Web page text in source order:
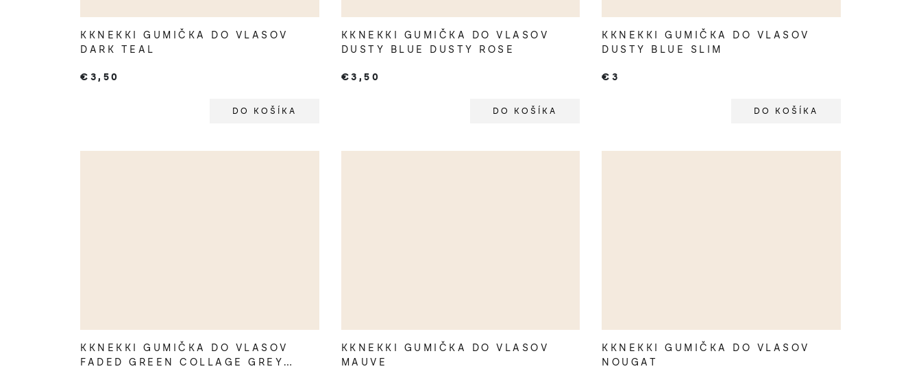
KKNEKKI GUMIČKA DO VLASOV
DARK TEAL
€3,50
DO KOŠÍKA
KKNEKKI GUMIČKA DO VLASOV
DUSTY BLUE DUSTY ROSE
€3,50
DO KOŠÍKA
KKNEKKI GUMIČKA DO VLASOV
DUSTY BLUE SLIM
€3
DO KOŠÍKA
KKNEKKI GUMIČKA DO VLASOV
FADED GREEN COLLAGE GREY
KKNEKKI GUMIČKA DO VLASOV
MAUVE
KKNEKKI GUMIČKA DO VLASOV
NOUGAT